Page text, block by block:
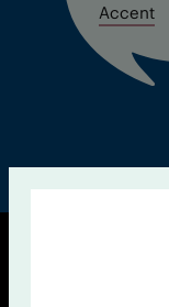
Accent